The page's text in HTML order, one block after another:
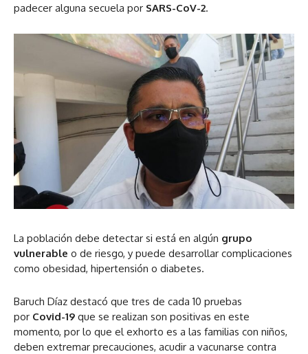
padecer alguna secuela por SARS-CoV-2.
La población debe detectar si está en algún grupo
vulnerable o de riesgo, y puede desarrollar complicaciones
como obesidad, hipertensión o diabetes.
Baruch Díaz destacó que tres de cada 10 pruebas
por Covid-19 que se realizan son positivas en este
momento, por lo que el exhorto es a las familias con niños,
deben extremar precauciones, acudir a vacunarse contra